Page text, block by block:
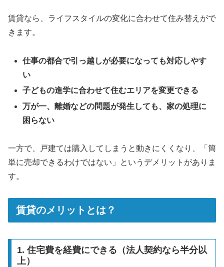
賃貸なら、ライフスタイルの変化に合わせて住み替えがで
きます。
仕事の都合で引っ越しが必要になっても対応しやす
い
子どもの進学に合わせて住むエリアを変更できる
万が一、離婚などの問題が発生しても、家の処理に
困らない
一方で、戸建ては購入してしまうと動きにくくなり、「簡
単に売却できるわけではない」というデメリットがありま
す。
賃貸のメリットとは？
1. 住宅費を経費にできる（法人契約なら半分以
上）